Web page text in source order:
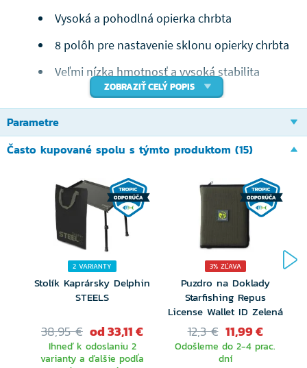
Vysoká a pohodlná opierka chrbta
8 polôh pre nastavenie sklonu opierky chrbta
Veľmi nízka hmotnosť a vysoká stabilita
Camo lemovanie z vodeodolného Ripstop
materiálu
Poťah z hrejivého microfleece
ZFISH predstavuje inovované kreslo Deluxe Camo
Chair. Je to náš starý známy bestseller v novom
kabáte. Jedná sa o vylepšenú verziu Deluxe Chair v
našom štýlovom camo prevedení. Použitím kvalitných
materiálov sme dosiahli zníženie jeho hmotnosti pri
zachovaní pevnej a stabilnej konštrukcie s nosnosťou
Samozrejmosťou je kvalitne polstrovaný sedák a
ZOBRAZIŤ CELÝ POPIS
Parametre
Často kupované spolu s týmto produktom (15)
2 VARIANTY
Stolík Kaprársky Delphin
STEELS
38,95 € od 33,11 €
Ihneď k odoslaniu 2
varianty a ďalšie podľa
3% ZĽAVA
Puzdro na Doklady
Starfishing Repus
License Wallet ID Zelená
12,3 € 11,99 €
Odošleme do 2-4 prac.
dní